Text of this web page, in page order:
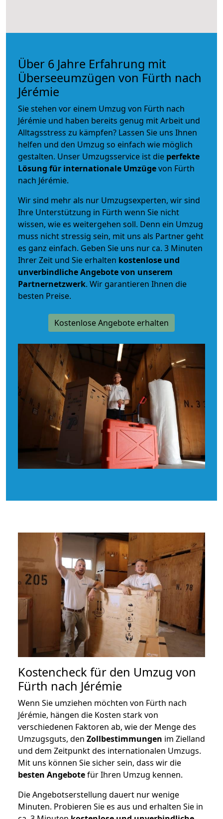
Über 6 Jahre Erfahrung mit
Überseeumzügen von Fürth nach
Jérémie
Sie stehen vor einem Umzug von Fürth nach
Jérémie und haben bereits genug mit Arbeit und
Alltagsstress zu kämpfen? Lassen Sie uns Ihnen
helfen und den Umzug so einfach wie möglich
gestalten. Unser Umzugsservice ist die perfekte
Lösung für internationale Umzügevon Fürth
nach Jérémie.
Wir sind mehr als nur Umzugsexperten, wir sind
Ihre Unterstützung in Fürth wenn Sie nicht
wissen, wie es weitergehen soll. Denn ein Umzug
muss nicht stressig sein, mit uns als Partner geht
es ganz einfach. Geben Sie uns nur ca. 3 Minuten
Ihrer Zeit und Sie erhalten kostenlose und
unverbindlicheAngebote von unserem
Partnernetzwerk. Wir garantieren Ihnen die
besten Preise.
Kostenlose Angebote erhalten
Kostencheck für den Umzug von
Fürth nach Jérémie
Wenn Sie umziehen möchten von Fürth nach
Jérémie, hängen die Kosten stark von
verschiedenen Faktoren ab, wie der Menge des
Umzugsguts, den Zollbestimmungen im Zielland
und dem Zeitpunkt des internationalen Umzugs.
Mit uns können Sie sicher sein, dass wir die
besten Angebotefür Ihren Umzug kennen.
Die Angebotserstellung dauert nur wenige
Minuten. Probieren Sie es aus und erhalten Sie in